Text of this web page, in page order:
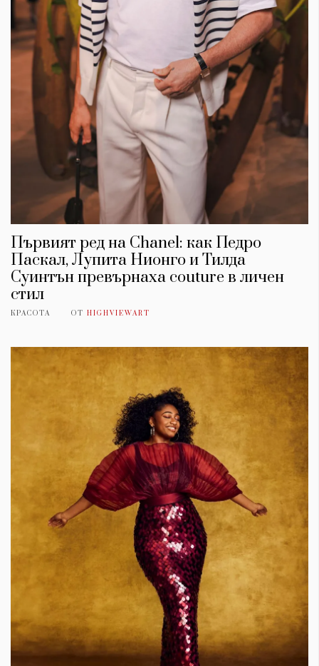
Първият ред на Chanel: как Педро
Паскал, Лупита Нионго и Тилда
Суинтън превърнаха couture в личен
стил
КРАСОТА ОТ HIGHVIEWART